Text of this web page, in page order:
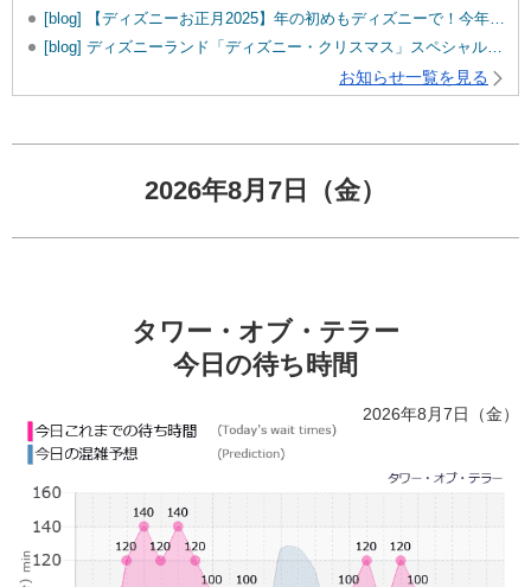
[blog] 【ディズニーお正月2025】年の初めもディズニーで！今年のお正月イベント内容は？
[blog] ディズニーランド「ディズニー・クリスマス」スペシャルメニューをご紹介♪
お知らせ一覧を見る
2026年8月7日（金）
タワー・オブ・テラー
今日の待ち時間
2026年8月7日（金）